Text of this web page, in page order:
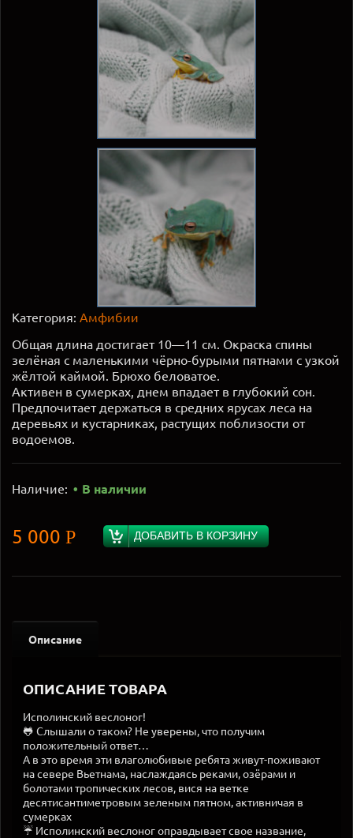
Категория: Амфибии
Общая длина достигает 10—11 см. Окраска спины
зелёная с маленькими чёрно-бурыми пятнами с узкой
жёлтой каймой. Брюхо беловатое.
Активен в сумерках, днем впадает в глубокий сон.
Предпочитает держаться в средних ярусах леса на
деревьях и кустарниках, растущих поблизости от
водоемов.
Наличие: В наличии
5 000 Р ДОБАВИТЬ В КОРЗИНУ
Описание
ОПИСАНИЕ ТОВАРА
Исполинский веслоног!
🐸 Слышали о таком? Не уверены, что получим
положительный ответ…
А в это время эти влаголюбивые ребята живут-поживают
на севере Вьетнама, наслаждаясь реками, озёрами и
болотами тропических лесов, вися на ветке
десятисантиметровым зеленым пятном, активничая в
сумерках
☔ Исполинский веслоног оправдывает свое название,